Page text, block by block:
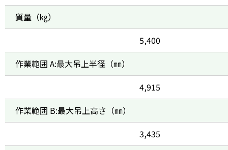
質量（㎏）
5,400
作業範囲 A:最大吊上半径（㎜）
4,915
作業範囲 B:最大吊上高さ（㎜）
3,435